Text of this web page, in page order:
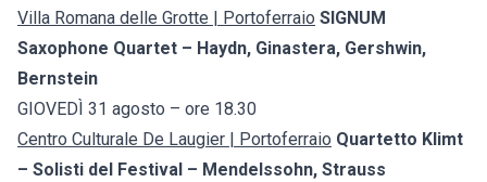
Villa Romana delle Grotte | Portoferraio SIGNUM
Saxophone Quartet – Haydn, Ginastera, Gershwin,
Bernstein
GIOVEDÌ 31 agosto – ore 18.30
Centro Culturale De Laugier | Portoferraio Quartetto Klimt
– Solisti del Festival – Mendelssohn, Strauss